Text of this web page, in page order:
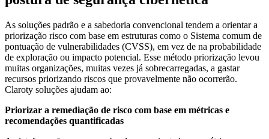
As soluções padrão e a sabedoria convencional tendem a orientar a
priorização risco com base em estruturas como o Sistema comum de
pontuação de vulnerabilidades (CVSS), em vez de na probabilidade
de exploração ou impacto potencial. Esse método priorização levou
muitas organizações, muitas vezes já sobrecarregadas, a gastar
recursos priorizando riscos que provavelmente não ocorrerão.
Claroty soluções ajudam ao:
Priorizar a remediação de risco com base em métricas e
recomendações quantificadas